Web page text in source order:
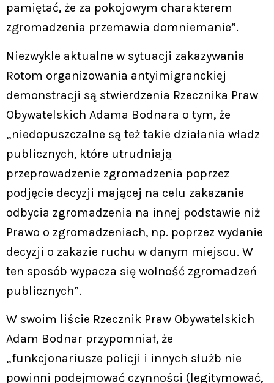
pamiętać, że za pokojowym charakterem
zgromadzenia przemawia domniemanie”.
Niezwykle aktualne w sytuacji zakazywania
Rotom organizowania antyimigranckiej
demonstracji są stwierdzenia Rzecznika Praw
Obywatelskich Adama Bodnara o tym, że
„niedopuszczalne są też takie działania władz
publicznych, które utrudniają
przeprowadzenie zgromadzenia poprzez
podjęcie decyzji mającej na celu zakazanie
odbycia zgromadzenia na innej podstawie niż
Prawo o zgromadzeniach, np. poprzez wydanie
decyzji o zakazie ruchu w danym miejscu. W
ten sposób wypacza się wolność zgromadzeń
publicznych”.
W swoim liście Rzecznik Praw Obywatelskich
Adam Bodnar przypomniał, że
„funkcjonariusze policji i innych służb nie
powinni podejmować czynności (legitymować,